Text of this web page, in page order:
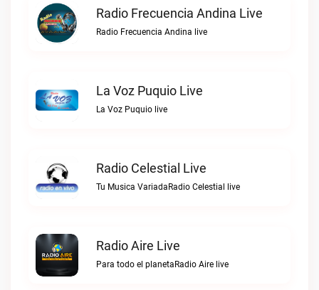
Radio Frecuencia Andina Live
Radio Frecuencia Andina live
La Voz Puquio Live
La Voz Puquio live
Radio Celestial Live
Tu Musica VariadaRadio Celestial live
Radio Aire Live
Para todo el planetaRadio Aire live